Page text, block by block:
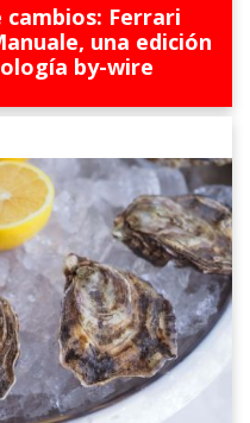
cambios: Ferrari
una edición
by-wire